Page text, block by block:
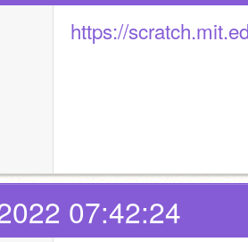
https://
07:42:24